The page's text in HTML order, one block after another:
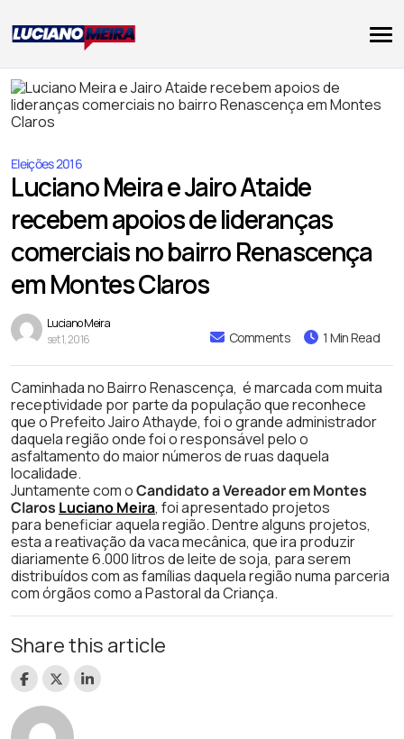
Eleições 2016
Luciano Meira e Jairo Ataide
recebem apoios de lideranças
comerciais no bairro Renascença
em Montes Claros
Luciano Meira
set 1, 2016
Comments 1 Min Read
Caminhada no Bairro Renascença, é marcada com muita
receptividade por parte da população que reconhece
que o Prefeito Jairo Athayde, foi o grande administrador
daquela região onde foi o responsável pelo o
asfaltamento do maior números de ruas daquela
localidade.
Juntamente com oCandidato a Vereador em Montes
Claros Luciano Meira, foi apresentado projetos
para beneficiar aquela região. Dentre alguns projetos,
esta a reativação da vaca mecânica, que ira produzir
diariamente 6.000 litros de leite de soja, para serem
distribuídos com as famílias daquela região numa parceria
com órgãos como a Pastoral da Criança.
Share this article